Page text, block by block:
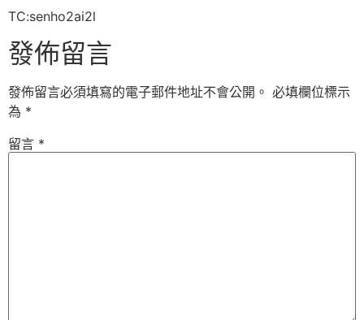
TC:senho2ai2l
發佈留言
發佈留言必須填寫的電子郵件地址不會公開。 必填欄位標示
為 *
留言 *